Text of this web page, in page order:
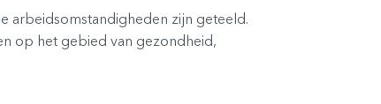
arbeidsomstandigheden zijn geteeld.
op het gebied van gezondheid,